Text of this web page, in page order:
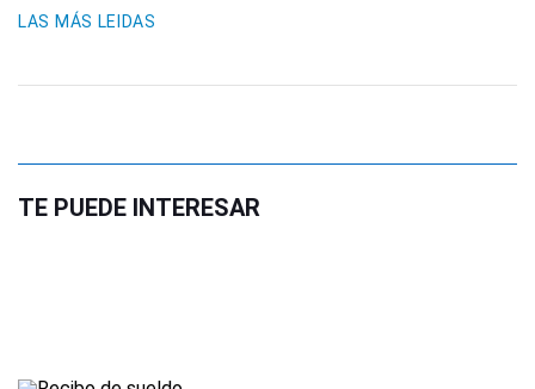
LAS MÁS LEIDAS
TE PUEDE INTERESAR